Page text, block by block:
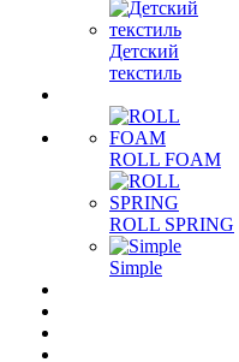
Детский
текстиль
ROLL FOAM
ROLL SPRING
Simple